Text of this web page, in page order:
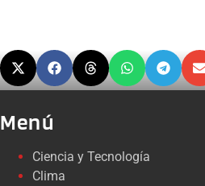
Menú
Ciencia y Tecnología
Clima